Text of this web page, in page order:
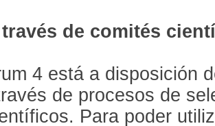
de comités
4 está a disposición
de procesos de
Para poder